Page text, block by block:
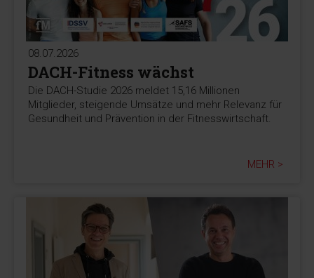
08.07.2026
DACH-Fitness wächst
Die DACH-Studie 2026 meldet 15,16 Millionen
Mitglieder, steigende Umsätze und mehr Relevanz für
Gesundheit und Prävention in der Fitnesswirtschaft.
MEHR >